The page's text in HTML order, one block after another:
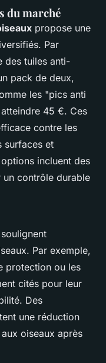
du marché
propose une
Par
des tuiles anti-
pack de deux,
les "pics anti
45 €. Ces
contre les
surfaces et
incluent des
un contrôle durable
soulignent
Par exemple,
protection ou les
cités pour leur
Des
une réduction
oiseaux après